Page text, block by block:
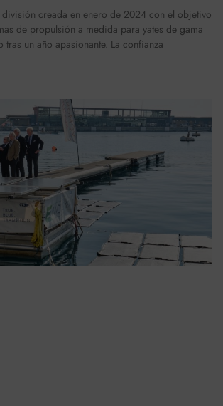
división creada en enero de 2024 con el objetivo
de propulsión a medida para yates de gama
tras un año apasionante. La confianza